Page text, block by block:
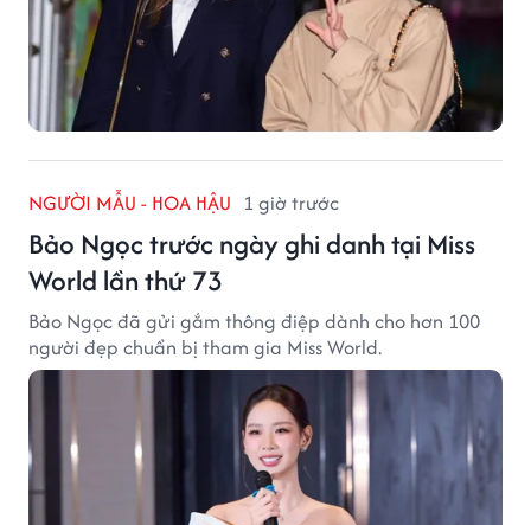
NGƯỜI MẪU - HOA HẬU 1 giờ trước
Bảo Ngọc trước ngày ghi danh tại Miss
World lần thứ 73
Bảo Ngọc đã gửi gắm thông điệp dành cho hơn 100
người đẹp chuẩn bị tham gia Miss World.